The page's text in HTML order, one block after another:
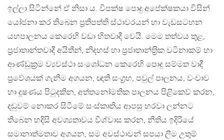
ඉල්ලා සිටින්නේ ඒ නිසා ය. විපක්ෂ පොදු අපේක්ෂකයා විසින්
යෝජනා කර තිබෙන ප‍්‍රතිපත්ති ස්ථාවරයන් හා වැඩසටහන
යහපාලනය කෙරෙහි වඩා හිතවාදී වෙයි. මෙම තත්වය තුළ,
ප‍්‍රජාතාන්තවාදී අයිතීන්, නිදහස් හා ප‍්‍රජාතාන්ත‍්‍රික වටිනාකම් හා
ආණ්ඩුක‍්‍රම ව්‍යවස්ථා සංශෝධන කෙරෙහි පොදු සම්මත වාදී
ප‍්‍රවේශයක් ගැනීම අගයන, ඥාති සංග‍්‍රහ, පවුල් පාලනය, වංචාව
හා දූෂණය පිටුදකින, අත්තනෝමතික පාලනය පිළිකෙව් කරන,
දඬුවම් නොකර සිටීමේ සංස්කෘතිය ආපසු හරවා ලන්නට
තිබෙන හදිසි අවශ්‍යතාවය විශ්වාස කරන, නීතිය ඉදිරියේ
සමානාත්මතාව අගයන, සම අවස්ථාවන් සපයා ලීම උතුම්